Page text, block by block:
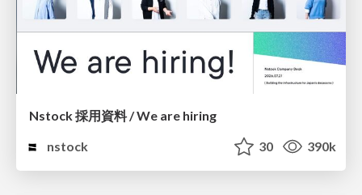
Nstock 採用資料 / We are hiring
nstock
30 390k